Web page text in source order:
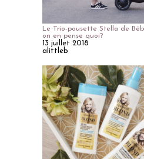
Le Trio-pousette Stella de
on en pense quoi?
13 juillet 2018
alittleb